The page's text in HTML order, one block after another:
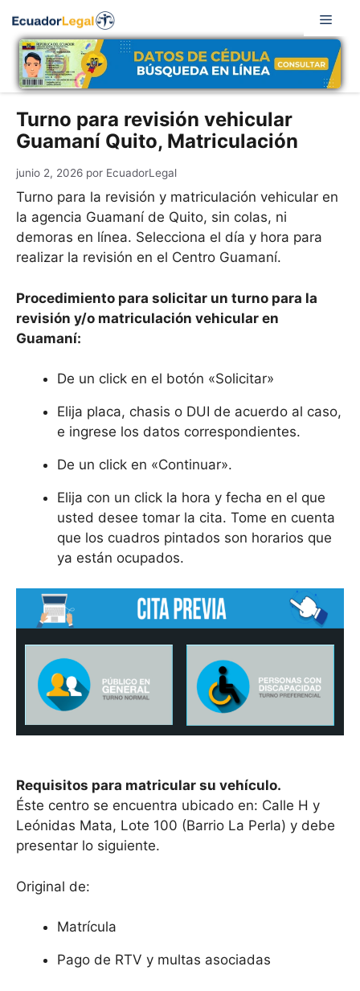
contenido
Turno para revisión vehicular
Guamaní Quito, Matriculación
junio 2, 2026 por EcuadorLegal
Turno para la revisión y matriculación vehicular en
la agencia Guamaní de Quito, sin colas, ni
demoras en línea. Selecciona el día y hora para
realizar la revisión en el Centro Guamaní.
Procedimiento para solicitar un turno para la
revisión y/o matriculación vehicular en
Guamaní:
De un click en el botón «Solicitar»
Elija placa, chasis o DUI de acuerdo al caso,
e ingrese los datos correspondientes.
De un click en «Continuar».
Elija con un click la hora y fecha en el que
usted desee tomar la cita. Tome en cuenta
que los cuadros pintados son horarios que
ya están ocupados.
Requisitos para matricular su vehículo.
Éste centro se encuentra ubicado en: Calle H y
Leónidas Mata, Lote 100 (Barrio La Perla) y debe
presentar lo siguiente.
Original de:
Matrícula
Pago de RTV y multas asociadas